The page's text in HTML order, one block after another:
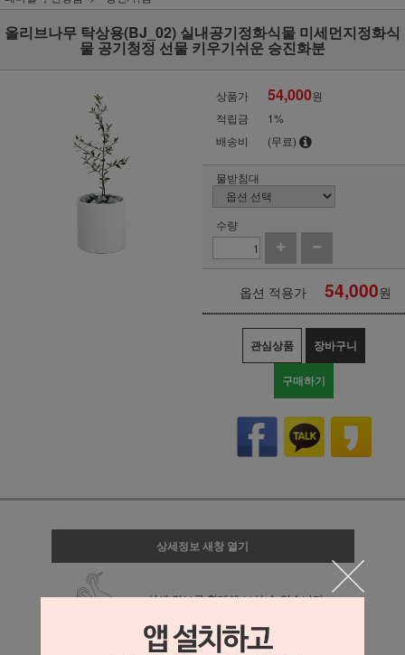
올리브나무 탁상용(BJ_02) 실내공기정화식물 미세먼지정화식
물 공기청정 선물 키우기쉬운 승진화분
상품가 54,000원
적립금
1%
배송비
(무료)
물받침대
수량
옵션 적용가 54,000원
관심상품 장바구니
구매하기
상세정보 새창 열기
상세 정보를 확대해 보실 수 있습니다.